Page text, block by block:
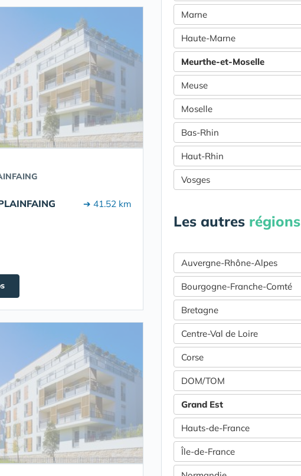
➔ 41.52 km
Marne
Haute-Marne
Meurthe-et-Moselle
Meuse
Moselle
Bas-Rhin
Haut-Rhin
Vosges
Les autres régions
Auvergne-Rhône-Alpes
Bourgogne-Franche-Comté
Bretagne
Centre-Val de Loire
Corse
DOM/TOM
Grand Est
Hauts-de-France
Île-de-France